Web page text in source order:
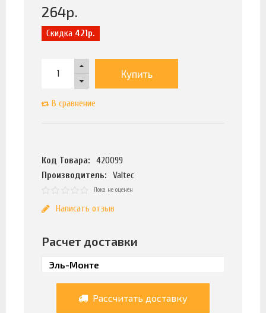
264р.
Скидка 421р.
Купить
В сравнение
Код Товара:
420099
Производитель:
Valtec
Пока не оценен
Написать отзыв
Расчет доставки
Рассчитать доставку